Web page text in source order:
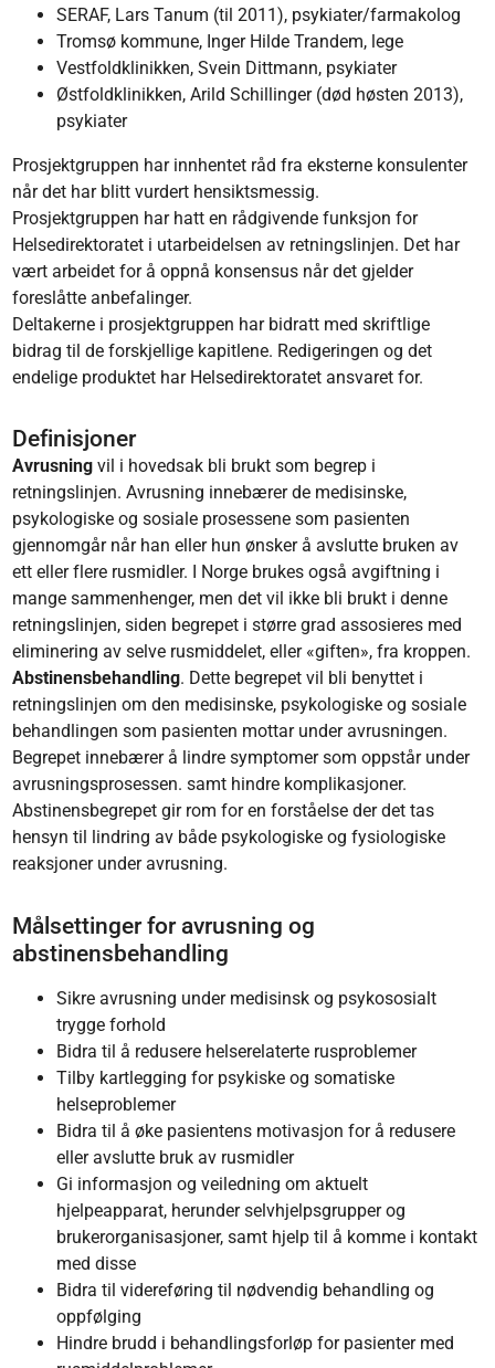
SERAF, Lars Tanum (til 2011), psykiater/farmakolog
Tromsø kommune, Inger Hilde Trandem, lege
Vestfoldklinikken, Svein Dittmann, psykiater
Østfoldklinikken, Arild Schillinger (død høsten 2013),
psykiater
Prosjektgruppen har innhentet råd fra eksterne konsulenter
når det har blitt vurdert hensiktsmessig.
Prosjektgruppen har hatt en rådgivende funksjon for
Helsedirektoratet i utarbeidelsen av retningslinjen. Det har
vært arbeidet for å oppnå konsensus når det gjelder
foreslåtte anbefalinger.
Deltakerne i prosjektgruppen har bidratt med skriftlige
bidrag til de forskjellige kapitlene. Redigeringen og det
endelige produktet har Helsedirektoratet ansvaret for.
Definisjoner
Avrusning vil i hovedsak bli brukt som begrep i
retningslinjen. Avrusning innebærer de medisinske,
psykologiske og sosiale prosessene som pasienten
gjennomgår når han eller hun ønsker å avslutte bruken av
ett eller flere rusmidler. I Norge brukes også avgiftning i
mange sammenhenger, men det vil ikke bli brukt i denne
retningslinjen, siden begrepet i større grad assosieres med
eliminering av selve rusmiddelet, eller «giften», fra kroppen.
Abstinensbehandling. Dette begrepet vil bli benyttet i
retningslinjen om den medisinske, psykologiske og sosiale
behandlingen som pasienten mottar under avrusningen.
Begrepet innebærer å lindre symptomer som oppstår under
avrusningsprosessen. samt hindre komplikasjoner.
Abstinensbegrepet gir rom for en forståelse der det tas
hensyn til lindring av både psykologiske og fysiologiske
reaksjoner under avrusning.
Målsettinger for avrusning og
abstinensbehandling
Sikre avrusning under medisinsk og psykososialt
trygge forhold
Bidra til å redusere helserelaterte rusproblemer
Tilby kartlegging for psykiske og somatiske
helseproblemer
Bidra til å øke pasientens motivasjon for å redusere
eller avslutte bruk av rusmidler
Gi informasjon og veiledning om aktuelt
hjelpeapparat, herunder selvhjelpsgrupper og
brukerorganisasjoner, samt hjelp til å komme i kontakt
med disse
Bidra til videreføring til nødvendig behandling og
oppfølging
Hindre brudd i behandlingsforløp for pasienter med